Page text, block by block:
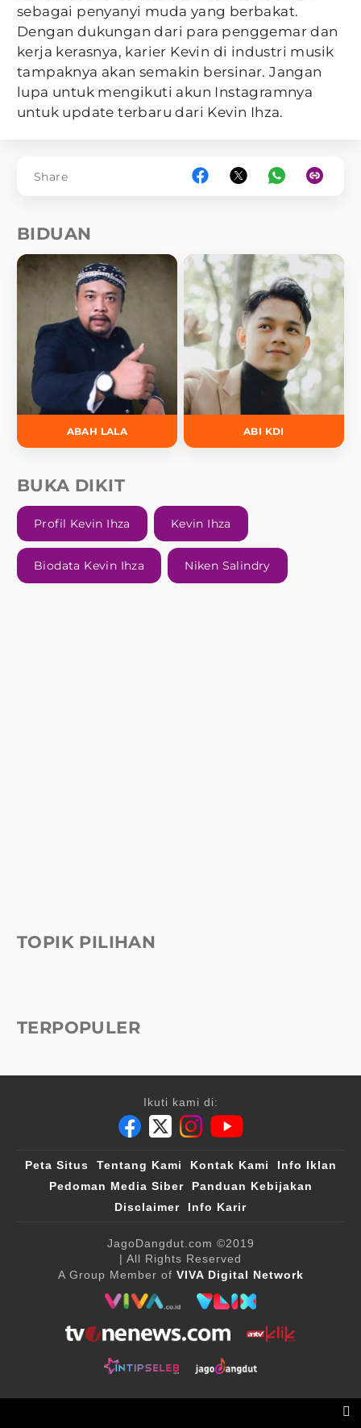
sebagai penyanyi muda yang berbakat.
Dengan dukungan dari para penggemar dan
kerja kerasnya, karier Kevin di industri musik
tampaknya akan semakin bersinar. Jangan
lupa untuk mengikuti akun Instagramnya
untuk update terbaru dari Kevin Ihza.
Share
BIDUAN
ABAH LALA ABI KDI
BUKA DIKIT
Profil Kevin Ihza Kevin Ihza
Biodata Kevin Ihza Niken Salindry
TOPIK PILIHAN
TERPOPULER
Ikuti kami di:
Peta Situs Tentang Kami Kontak Kami
Info Iklan
Pedoman Media Siber
Panduan Kebijakan
Disclaimer
Info Karir
JagoDangdut.com ©2019
| All Rights Reserved
A Group Member of VIVA Digital Network
